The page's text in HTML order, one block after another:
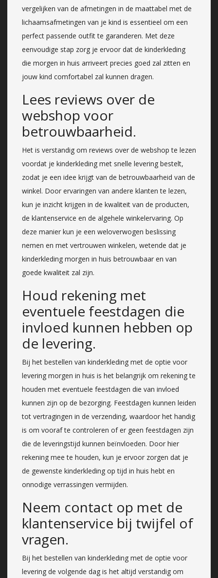
vergelijken van de afmetingen in de maattabel met de
lichaamsafmetingen van je kind is essentieel om een
perfect passende outfit te garanderen. Met deze
eenvoudige stap zorg je ervoor dat de kinderkleding
die morgen in huis arriveert precies goed zal zitten en
jouw kind comfortabel zal kunnen dragen.
Lees reviews over de
webshop voor
betrouwbaarheid.
Het is verstandig om reviews over de webshop te lezen
voordat je kinderkleding met snelle levering bestelt,
zodat je een idee krijgt van de betrouwbaarheid van de
winkel. Door ervaringen van andere klanten te lezen,
kun je inzicht krijgen in de kwaliteit van de producten,
de klantenservice en de algehele winkelervaring. Op
deze manier kun je een weloverwogen beslissing
nemen en met vertrouwen winkelen, wetende dat je
kinderkleding morgen in huis betrouwbaar en van
goede kwaliteit zal zijn.
Houd rekening met
eventuele feestdagen die
invloed kunnen hebben op
de levering.
Bij het bestellen van kinderkleding met de optie voor
levering morgen in huis is het belangrijk om rekening te
houden met eventuele feestdagen die van invloed
kunnen zijn op de bezorging. Feestdagen kunnen leiden
tot vertragingen in de verzending, waardoor het handig
is om vooraf te controleren of er geen feestdagen zijn
die de leveringstijd kunnen beïnvloeden. Door hier
rekening mee te houden, kun je ervoor zorgen dat je
de gewenste kinderkleding op tijd in huis hebt en
onnodige verrassingen vermijden.
Neem contact op met de
klantenservice bij twijfel of
vragen.
Bij het bestellen van kinderkleding met de optie voor
levering de volgende dag is het altijd verstandig om